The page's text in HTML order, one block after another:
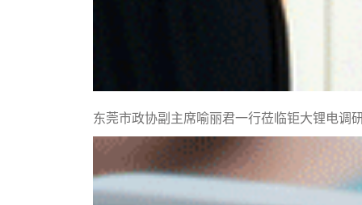
东莞市政协副主席喻丽君一行莅临钜大锂电调